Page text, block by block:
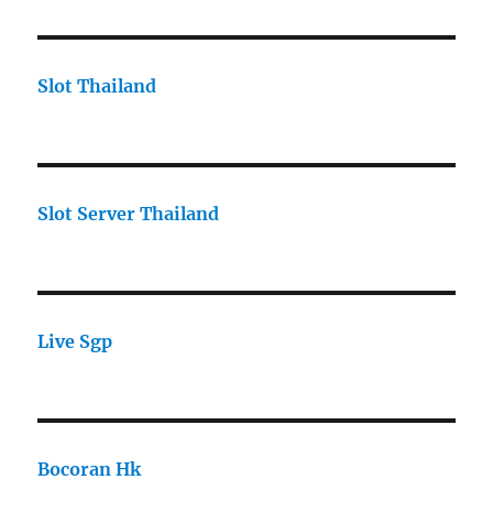
Slot Thailand
Slot Server Thailand
Live Sgp
Bocoran Hk